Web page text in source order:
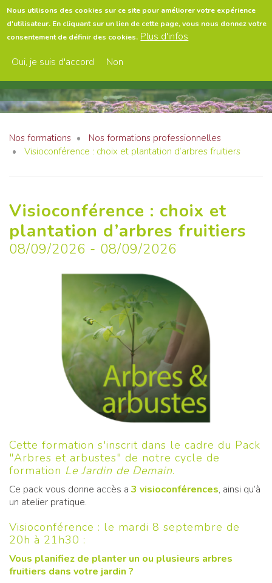
Nous utilisons des cookies sur ce site pour améliorer votre expérience
d'utilisateur. En cliquant sur un lien de cette page, vous nous donnez votre
consentement de définir des cookies. Plus d'infos
Oui, je suis d'accord
Non
Aller
au
contenu
Nos formations
Nos formations professionnelles
Visioconférence : choix et plantation d’arbres fruitiers
Visioconférence : choix et
plantation d’arbres fruitiers
08/09/2026 - 08/09/2026
Cette formation s'inscrit dans le cadre du Pack
"Arbres et arbustes" de notre cycle de
formation Le Jardin de Demain.
Ce pack vous donne accès a 3 visioconférences, ainsi qu’à
un atelier pratique.
Visioconférence : le mardi 8 septembre de
20h à 21h30 :
Vous planifiez de planter un ou plusieurs arbres
fruitiers dans votre jardin ?